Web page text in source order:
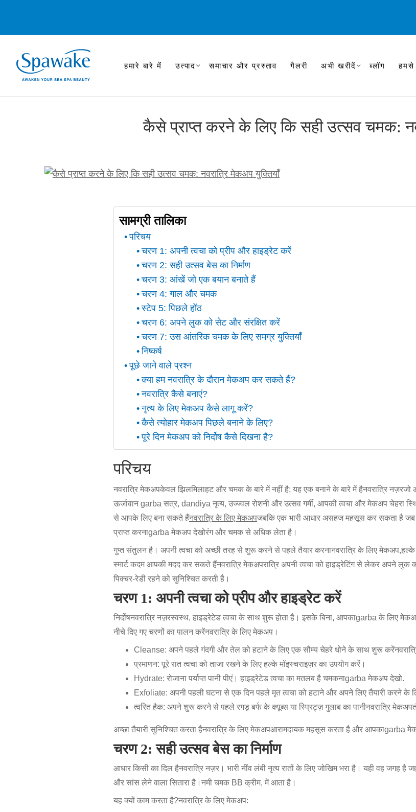
हमारे बारे में उत्पाद समाचार और प्रस्ताव गैलरी अभी खरीदें ब्लॉग हमसे
कैसे प्राप्त करने के लिए कि सही उत्सव चमक:
सामग्री तालिका
परिचय
चरण 1: अपनी त्वचा को प्रीप और हाइड्रेट करें
चरण 2: सही उत्सव बेस का निर्माण
चरण 3: आंखें जो एक बयान बनाते हैं
चरण 4: गाल और चमक
स्टेप 5: पिछले होंठ
चरण 6: अपने लुक को सेट और संरक्षित करें
चरण 7: उस आंतरिक चमक के लिए समग्र युक्तियाँ
निष्कर्ष
पूछे जाने वाले प्रश्न
क्या हम नवरात्रि के दौरान मेकअप कर सकते हैं?
नवरात्रि कैसे बनाएं?
नृत्य के लिए मेकअप कैसे लागू करें?
कैसे त्योहार मेकअप पिछले बनाने के लिए?
पूरे दिन मेकअप को निर्दोष कैसे दिखना है?
परिचय
नवरात्रि मेकअपकेवल झिलमिलाहट और चमक के बारे में नहीं है; यह एक बनाने के बारे में हैनवरात्रि नज़रजो
ऊर्जावान garba सत्र, dandiya नृत्य, उज्ज्वल रोशनी और उत्सव गर्मी, आपकी त्वचा और मेकअप चेहरा
से आपके लिए बना सकते हैंनवरात्रि के लिए मेकअपजबकि एक भारी आधार असहज महसूस कर सकता है
प्राप्त करनाgarba मेकअप देखोरंग और चमक से अधिक लेता है।
गुप्त संतुलन है। अपनी त्वचा को अच्छी तरह से शुरू करने से पहले तैयार करनानवरात्रि के लिए मेकअप,हल्के
स्मार्ट कदम आपकी मदद कर सकते हैंनवरात्रि मेकअपरात्रि अपनी त्वचा को हाइड्रेटिंग से लेकर अपने
पिक्चर-रेडी रहने को सुनिश्चित करती है।
चरण 1: अपनी त्वचा को प्रीप और हाइड्रेट करें
निर्दोषनवरात्रि नज़रस्वस्थ, हाइड्रेटेड त्वचा के साथ शुरू होता है। इसके बिना, आपकाgarba के लिए
नीचे दिए गए चरणों का पालन करेंनवरात्रि के लिए मेकअप।
Cleanse: अपने पहले गंदगी और तेल को हटाने के लिए एक सौम्य चेहरे धोने के साथ शुरू करें
प्रमाणन: पूरे रात त्वचा को ताजा रखने के लिए हल्के मॉइस्चराइज़र का उपयोग करें।
Hydrate: रोजाना पर्याप्त पानी पीएं। हाइड्रेटेड त्वचा का मतलब है चमकनाgarba मेकअप देखो.
Exfoliate: अपनी पहली घटना से एक दिन पहले मृत त्वचा को हटाने और अपने लिए तैयारी करने के
त्वरित हैक: अपने शुरू करने से पहले रगड़ बर्फ के क्यूब्स या स्प्रिट्ज़ गुलाब का पानीनवरात्रि मेकअप
अच्छा तैयारी सुनिश्चित करता हैनवरात्रि के लिए मेकअपआरामदायक महसूस करता है और आपकाgarba
चरण 2: सही उत्सव बेस का निर्माण
आधार किसी का दिल हैनवरात्रि नज़र । भारी नींव लंबी नृत्य रातों के लिए जोखिम भरा है। यही वह जगह
और सांस लेने वाला सितारा है। नमी चमक BB क्रीम, में आता है।
यह क्यों काम करता है?नवरात्रि के लिए मेकअप: